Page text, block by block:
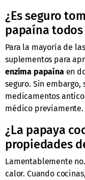
¿Es seguro
papaína todos
Para la mayoría de
suplementos para
enzima papaínaen
seguro. Sin embargo,
medicamentos
médico previamente.
¿La papaya
propiedades
Lamentablemente
calor. Cuando